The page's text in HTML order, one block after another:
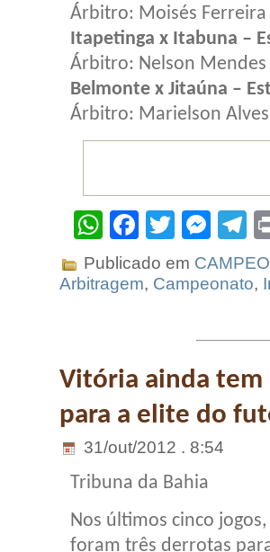
Árbitro: Moisés
Itapetinga x Itabuna –
Árbitro: Nelson
Belmonte x Jitaúna –
Árbitro: Marielson
WhatsApp
Facebook
Twitter
Publicado em
Arbitragem, Campeonato,
Vitória ainda tem
para a elite do
31/out/2012 . 8:54
Tribuna da Bahia
Nos últimos cinco jogos,
foram três derrotas